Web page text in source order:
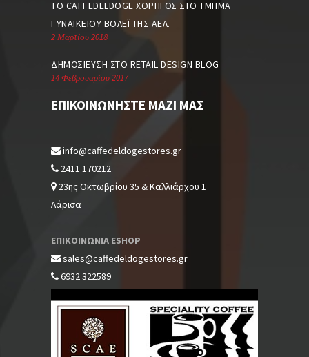
TO CAFFEDELDOGE ΧΟΡΗΓΌΣ ΣΤΟ ΤΜΉΜΑ
ΓΥΝΑΙΚΕΊΟΥ ΒΌΛΕΪ ΤΗΣ ΑΕΛ.
2 Μαρτίου 2018
ΔΗΜΟΣΊΕΥΣΗ ΣΤΟ RETAIL DESIGN BLOG
14 Φεβρουαρίου 2017
ΕΠΙΚΟΙΝΩΝΉΣΤΕ ΜΑΖΊ ΜΑΣ
info@caffedeldogestores.gr
2411 170212
23ης Οκτωβρίου 35 & Καλλιάρχου 1
Λάρισα
ΕΠΙΚΟΙΝΩΝΙΑ ESHOP
sales@caffedeldogestores.gr
6932 322589